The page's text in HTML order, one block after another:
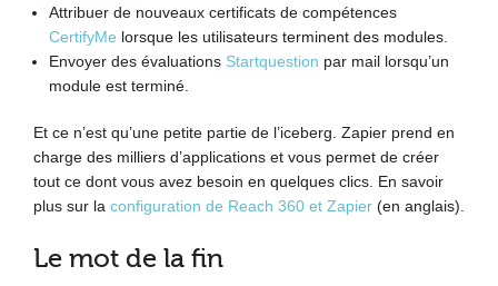
Attribuer de nouveaux certificats de compétences
CertifyMe lorsque les utilisateurs terminent des modules.
Envoyer des évaluations Startquestion par mail lorsqu’un
module est terminé.
Et ce n’est qu’une petite partie de l’iceberg. Zapier prend en
charge des milliers d’applications et vous permet de créer
tout ce dont vous avez besoin en quelques clics. En savoir
plus sur la configuration de Reach 360 et Zapier (en anglais).
Le mot de la fin